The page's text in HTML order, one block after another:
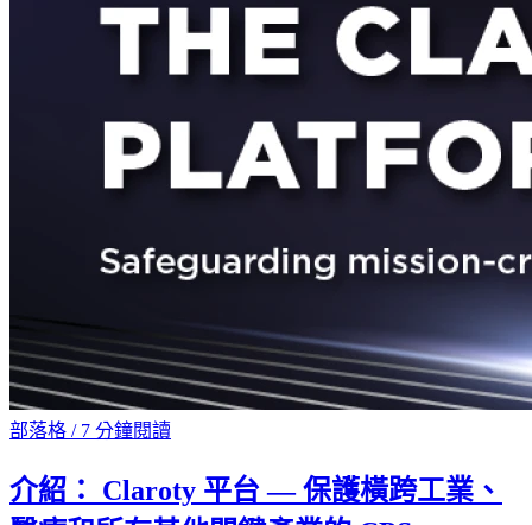
部落格 /7 分鐘閱讀
介紹： Claroty 平台 — 保護橫跨工業、